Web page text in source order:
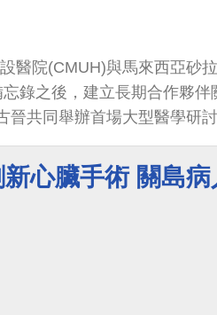
醫院(CMUH)與馬來西亞砂
錄之後，建立長期合作夥伴
晉共同舉辦首場大型醫學研
Patient Care Symposium
工智慧、帕金森症新療法及
國際醫療中心黃致錕院長在
精准醫療與創新科技的成果
心臟手術 關島